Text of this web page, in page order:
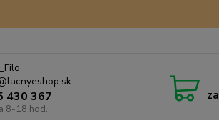
430 367
8-18 hod.
za